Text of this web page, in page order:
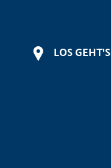
LOS GEHT'S